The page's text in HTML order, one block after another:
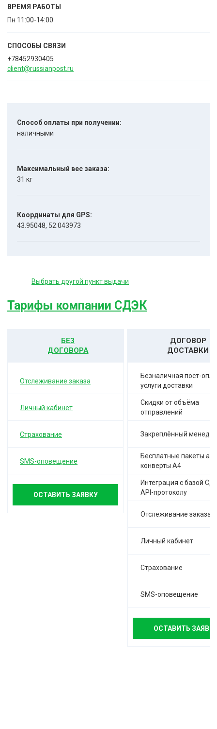
ВРЕМЯ РАБОТЫ
Пн 11:00-14:00
СПОСОБЫ CВЯЗИ
+78452930405
client@russianpost.ru
Способ оплаты при получении:
наличными
Максимальный вес заказа:
31 кг
Координаты для GPS:
43.95048, 52.043973
Выбрать другой пункт выдачи
Тарифы компании СДЭК
БЕЗ
ДОГОВОРА
Отслеживание заказа
Личный кабинет
Страхование
SMS-оповещение
ОСТАВИТЬ ЗАЯВКУ
ДОГОВОР
ДОСТАВКИ
Безналичная пост-
услуги доставки
Скидки от объёма
отправлений
Закреплённый
Бесплатные пакеты а-
конверты А4
Интеграция с базой
API-протоколу
Отслеживание заказа
Личный кабинет
Страхование
SMS-оповещение
ОСТАВИТЬ